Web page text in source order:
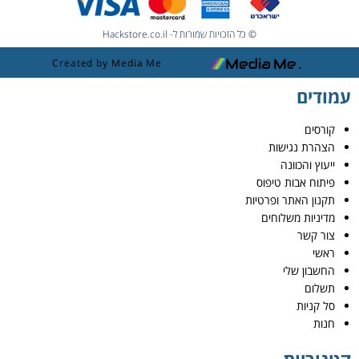
© כל הזכויות שמורות ל- Hackstore.co.il
Created by Media Me
עמודים
קורסים
הצהרת נגישות
ייעוץ והכוונה
פיתוח אבות טיפוס
תקנון האתר ופרטיות
מדיניות משלוחים
צור קשר
ראשי
החשבון שלי
תשלום
סל קניות
חנות